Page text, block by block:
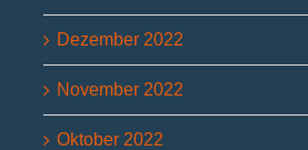
Dezember 2022
November 2022
Oktober 2022